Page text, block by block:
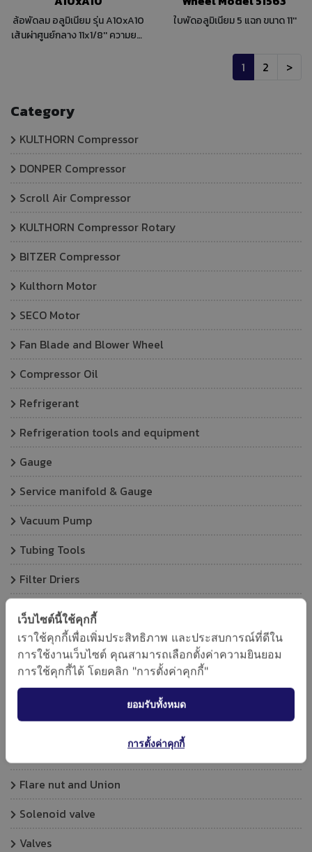
Category
KULTHORN Compressor
DONPER Compressor
Scroll Air Compressor
KULTHORN Compressor Rotary
BITZER Compressor
Kulthorn Motor
SECO Motor
Fan Blade and Blower Wheel
Compressor Oil
Refrigerant
Refrigeration tools and equipment
Gauge
Service manifold & Gauge
Vacuum Pump
Tubing Tools
Filter Driers
Expansion Valve
Fin combs and Cleaning brushes
Copper Tube
Capillary Tube
Flare nut and Union
Solenoid valve
Valves
ล้อพัดลม อลูมิเนียม รุ่น A10xA10
เส้นผ่าศูนย์กลาง 11x1/8'' ความยาว
ใบพัดอลูมิเนียม 5 แฉก ขนาด 11''
1 2 >
เว็บไซต์นี้ใช้คุกกี้
เราใช้คุกกี้เพื่อเพิ่มประสิทธิภาพ และประสบการณ์ที่ดีใน
การใช้งานเว็บไซต์ คุณสามารถเลือกตั้งค่าความยินยอม
การใช้คุกกี้ได้ โดยคลิก "การตั้งค่าคุกกี้"
ยอมรับทั้งหมด
การตั้งค่าคุกกี้